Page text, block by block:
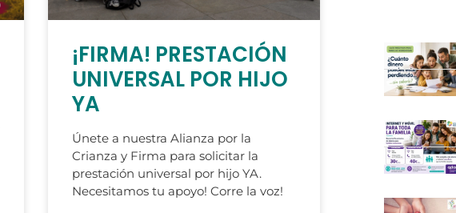
¡FIRMA! PRESTACIÓN
UNIVERSAL POR HIJO
YA
Únete a nuestra Alianza por la
Crianza y Firma para solicitar la
prestación universal por hijo YA.
Necesitamos tu apoyo! Corre la voz!